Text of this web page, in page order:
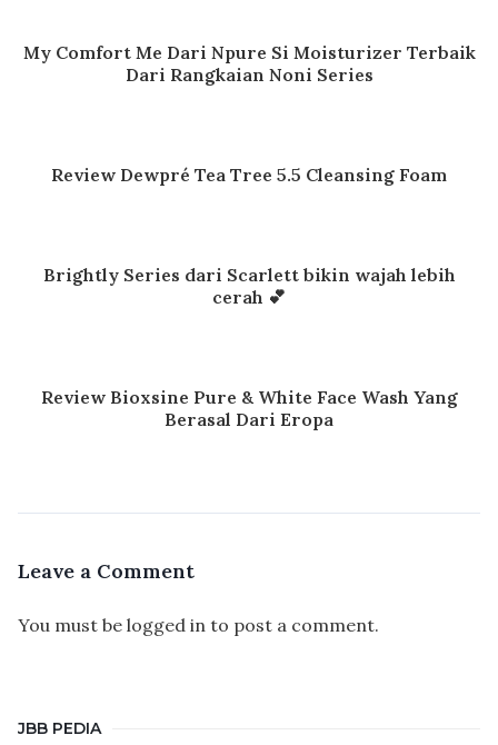
My Comfort Me Dari Npure Si Moisturizer Terbaik
Dari Rangkaian Noni Series
Review Dewpré Tea Tree 5.5 Cleansing Foam
Brightly Series dari Scarlett bikin wajah lebih
cerah 💕
Review Bioxsine Pure & White Face Wash Yang
Berasal Dari Eropa
Leave a Comment
You must be logged in to post a comment.
JBB PEDIA